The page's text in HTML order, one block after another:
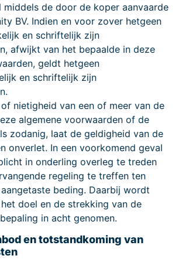
middels de door de koper aanvaarde
BV. Indien en voor zover hetgeen
en schriftelijk zijn
afwijkt van het bepaalde in deze
geldt hetgeen
en schriftelijk zijn
nietigheid van een of meer van de
algemene voorwaarden of de
zodanig, laat de geldigheid van de
onverlet. In een voorkomend geval
in onderling overleg te treden
regeling te treffen ten
beding. Daarbij wordt
doel en de strekking van de
in acht genomen.
en totstandkoming van